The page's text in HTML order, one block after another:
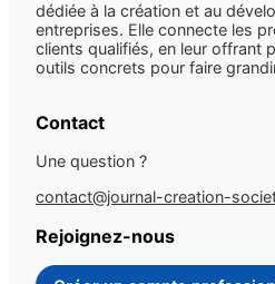
dédiée à la création et au
entreprises. Elle connecte les
clients qualifiés, en leur offrant
outils concrets pour faire
Contact
Une question ?
contact@journal-creation-
Rejoignez-nous